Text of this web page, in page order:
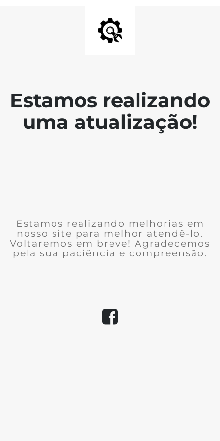
Estamos realizando
uma atualização!
Estamos realizando melhorias em
nosso site para melhor atendê-lo.
Voltaremos em breve! Agradecemos
pela sua paciência e compreensão.